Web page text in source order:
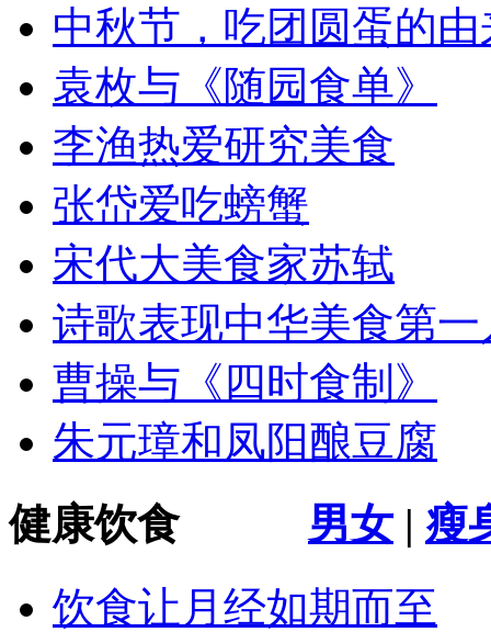
中秋节，吃团圆蛋的由
袁枚与《随园食单》
李渔热爱研究美食
张岱爱吃螃蟹
宋代大美食家苏轼
诗歌表现中华美食第
曹操与《四时食制》
朱元璋和凤阳酿豆腐
健康饮食 男女 | 瘦
饮食让月经如期而至